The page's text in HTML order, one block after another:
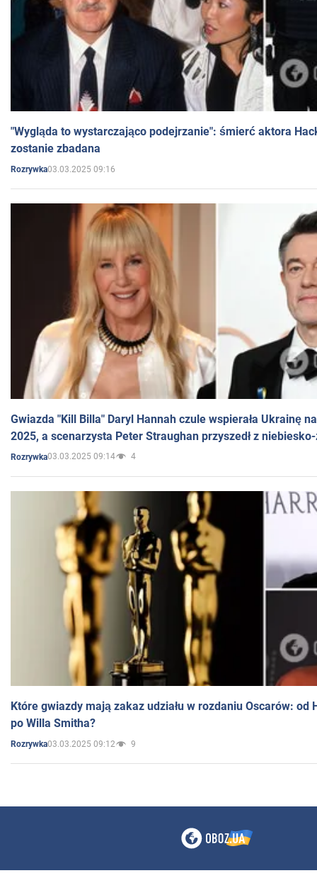
"Wygląda to wystarczająco podejrzanie": śmierć aktora
zostanie zbadana
Rozrywka03.03.2025 09:16
Gwiazda "Kill Billa" Daryl Hannah czule wspierała Ukrainę
2025, a scenarzysta Peter Straughan przyszedł z
Rozrywka03.03.2025 09:14 4
Które gwiazdy mają zakaz udziału w rozdaniu Oscarów: od
po Willa Smitha?
Rozrywka03.03.2025 09:12 9